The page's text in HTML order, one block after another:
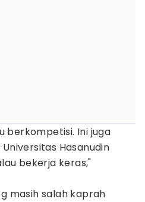
berkompetisi. Ini juga
Hasanudin
bekerja keras,"
masih salah kaprah